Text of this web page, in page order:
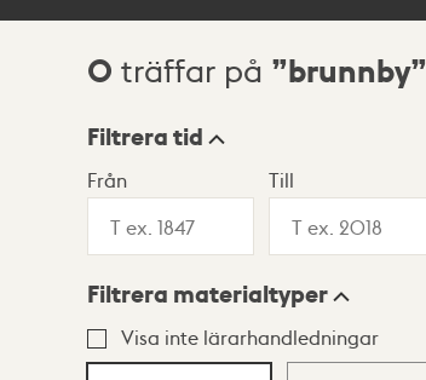
Sökresultat
0 träffar på brunnby
Visningsläge
Lista Karta
Filtrera tid
Från Till
Filtrera materialtyper
Visa inte lärarhandledningar